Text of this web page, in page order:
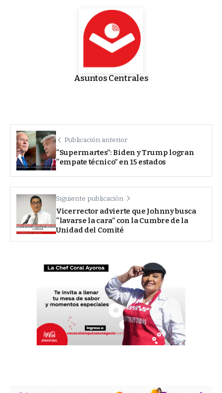
Asuntos Centrales
Publicación anterior
“Supermartes”: Biden y Trump logran
“empate técnico” en 15 estados
Siguiente publicación
Vicerrector advierte que Johnny busca
“lavarse la cara” con la Cumbre de la
Unidad del Comité